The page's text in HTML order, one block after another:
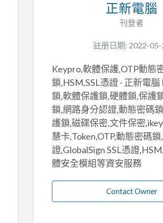
正新電腦
刊登者
註册日期: 2022-05-
Keypro,軟體保護,OTP動態
鎖,HSM,SSL憑證 - 正新電
鎖,軟體保護鎖,硬體鎖,保護
鎖,網路身分認證,動態密碼
護鎖,磁碟保密,文件保密
慧卡,Token,OTP,動態密碼
證,GlobalSign SSL憑證
體安全模組等資安服務
Contact Owner